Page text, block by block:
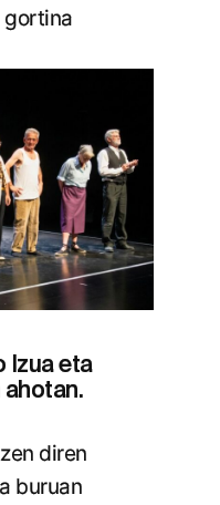
gortina
Izua eta
ahotan.
diren
buruan